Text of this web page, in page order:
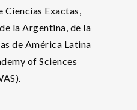
Ciencias Exactas,
la Argentina, de la
de América Latina
of Sciences